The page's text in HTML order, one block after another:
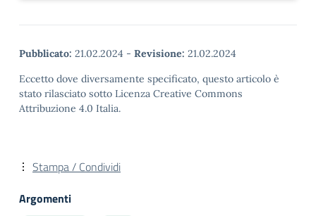
Pubblicato: 21.02.2024 - Revisione: 21.02.2024
Eccetto dove diversamente specificato, questo articolo è
stato rilasciato sotto Licenza Creative Commons
Attribuzione 4.0 Italia.
Stampa / Condividi
Argomenti